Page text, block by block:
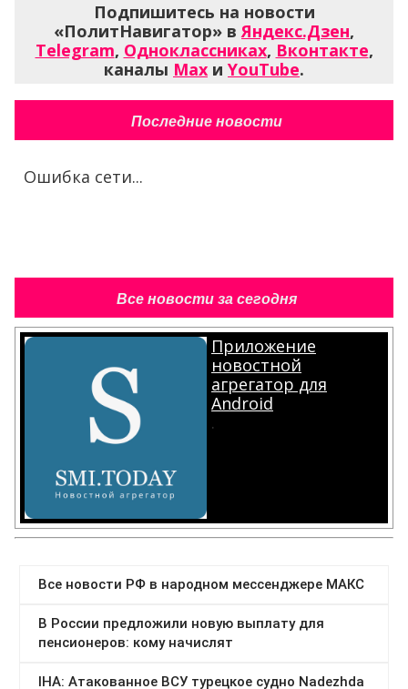
Подпишитесь на новости
«ПолитНавигатор» вЯндекс.Дзен,
Telegram, Одноклассниках, Вконтакте,
каналы Max и YouTube.
Последние новости
Ошибка сети...
Все новости за сегодня
Приложение
новостной
агрегатор для
Android
.